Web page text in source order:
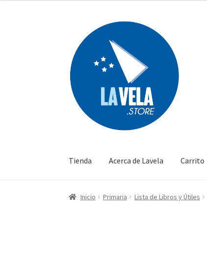
navegación
contenido
Tienda Acerca de Lavela Carrito
Inicio Primaria Lista de Libros y Útiles